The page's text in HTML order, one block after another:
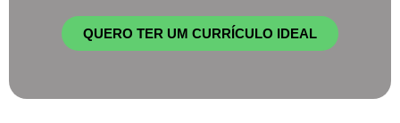
QUERO TER UM CURRÍCULO IDEAL